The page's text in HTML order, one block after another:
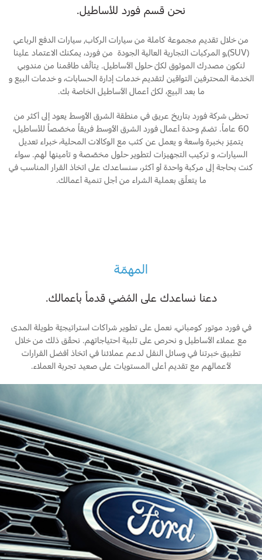
العراق
الأردن
الكويت
لبنان
سلطنة
عمان
العربية
المتحدة
البحث عن الوكيل
أسطول فورد
فورد بروتكت
خطة الخدمات الممتدة
خطة الخدمات الممتدة
القسائم والخصومات الخاصة بالصيانة
الإطارات
خدمة المحرك
خدمة الفرامل
خدمة البطارية
تغيير زيت
باقة الخدمة
دعم المزامنة
تقنية 4 SYNC
أجزاء
قطع غيار فورد الأصلية
موتوركرافت
قطع مقلدة
اتصل بنا
اتصل بنا
نحن قسم فورد للأساطيل.
من خلال تقديم مجموعة كاملة من سيارات الركاب, سيارات الدفع الرباعي
(SUV),و المركبات التجارية العالية الجودة من فورد، يمكنك الاعتماد علينا
لنكون مصدرك الموثوق لكلّ حلول الأساطيل. يتألّف طاقمنا من مندوبي
الخدمة المحترفين التواقين لتقديم خدمات إدارة الحسابات، و خدمات البيع و
ما بعد البيع، لكلّ أعمال الأساطيل الخاصة بك.
تحظى شركة فورد بتاريخ عريق في منطقة الشرق الأوسط يعود إلى أكثر من
60 عاماً. تضمّ وحدة أعمال فورد الشرق الأوسط فريقاً مخصّصاً للأساطيل،
يتميّز بخبرة واسعة و يعمل عن كثب مع الوكالات المحلية، خبراء تعديل
السيارات، و تركيب التجهيزات لتطوير حلول مخصّصة و تأمينها لهم. سواء
كنت بحاجة إلى مركبة واحدة أو أكثر، سنساعدك على اتخاذ القرار المناسب في
ما يتعلّق بعملية الشراء من أجل تنمية أعمالك.
المهمّة
دعنا نساعدك على المُضي قدماً بأعمالك.
في فورد موتور كومباني، نعمل على تطوير شراكات استراتيجيّة طويلة المدى
مع عملاء الأساطيل و نحرص على تلبية احتياجاتهم. نحقّق ذلك من خلال
تطبيق خبرتنا في وسائل النقل لدعم عملائنا في اتخاذ أفضل القرارات
لأعمالهم مع تقديم أعلى المستويات على صعيد تجربة العملاء.